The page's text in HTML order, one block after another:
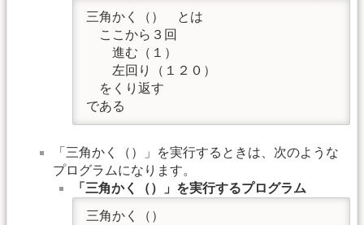
三角かく（）　とは
ここから３回
進む（１）
左回り（１２０）
をくり返す
である
「三角かく（）」を実行するときは、次のような
プログラムになります。
「三角かく（）」を実行するプログラム
三角かく（）